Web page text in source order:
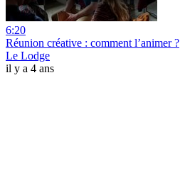
6:20
Réunion créative : comment l’animer ?
Le Lodge
il y a 4 ans